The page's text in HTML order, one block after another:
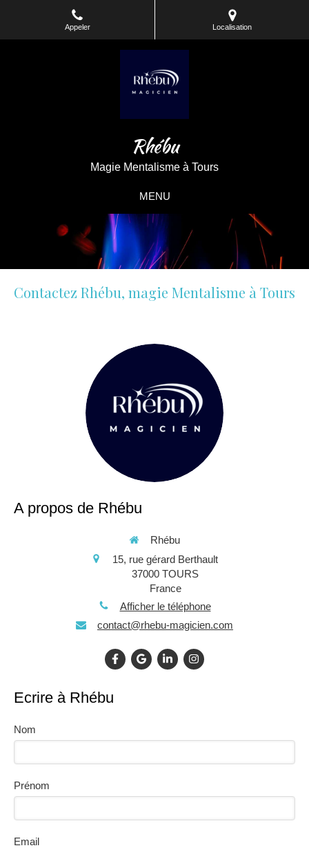
Appeler Localisation
Rhébu
Magie Mentalisme à Tours
MENU
Contactez Rhébu, magie Mentalisme à Tours
A propos de Rhébu
Rhébu
15, rue gérard Berthault
37000 TOURS
France
Afficher le téléphone
contact@rhebu-magicien.com
Ecrire à Rhébu
Nom
Prénom
Email